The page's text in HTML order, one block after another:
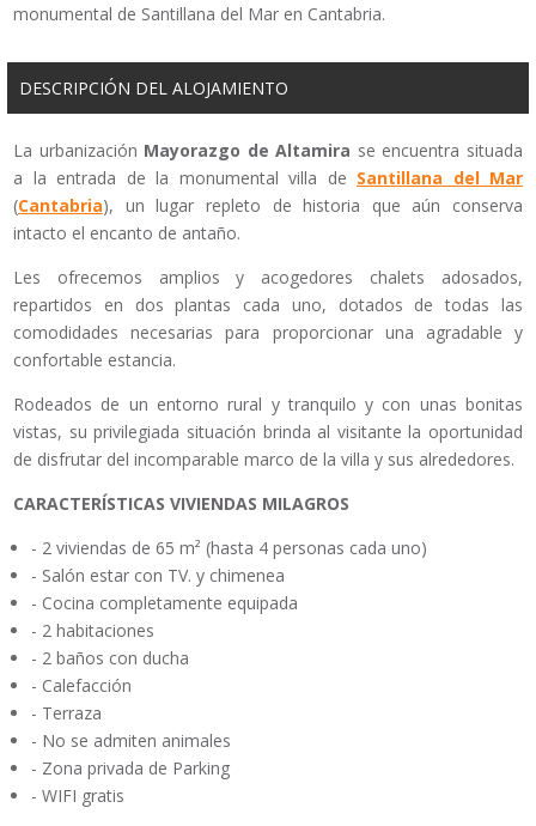
monumental de Santillana del Mar en Cantabria.
DESCRIPCIÓN DEL ALOJAMIENTO
La urbanización Mayorazgo de Altamira se encuentra situada
a la entrada de la monumental villa de Santillana del Mar
(Cantabria), un lugar repleto de historia que aún conserva
intacto el encanto de antaño.
Les ofrecemos amplios y acogedores chalets adosados,
repartidos en dos plantas cada uno, dotados de todas las
comodidades necesarias para proporcionar una agradable y
confortable estancia.
Rodeados de un entorno rural y tranquilo y con unas bonitas
vistas, su privilegiada situación brinda al visitante la oportunidad
de disfrutar del incomparable marco de la villa y sus alrededores.
CARACTERÍSTICAS VIVIENDAS MILAGROS
- 2 viviendas de 65 m² (hasta 4 personas cada uno)
- Salón estar con TV. y chimenea
- Cocina completamente equipada
- 2 habitaciones
- 2 baños con ducha
- Calefacción
- Terraza
- No se admiten animales
- Zona privada de Parking
- WIFI gratis